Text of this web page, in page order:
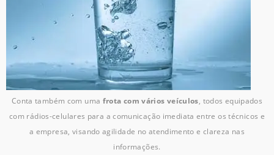
Conta também com uma frota com vários veículos, todos equipados
com rádios-celulares para a comunicação imediata entre os técnicos e
a empresa, visando agilidade no atendimento e clareza nas
informações.